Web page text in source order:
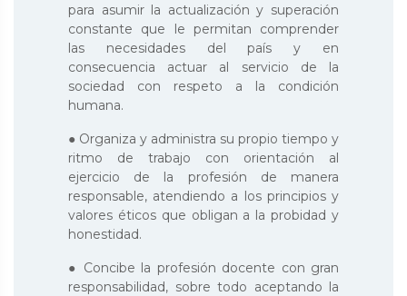
para asumir la actualización y superación
constante que le permitan comprender
las necesidades del país y en
consecuencia actuar al servicio de la
sociedad con respeto a la condición
humana.
● Organiza y administra su propio tiempo y
ritmo de trabajo con orientación al
ejercicio de la profesión de manera
responsable, atendiendo a los principios y
valores éticos que obligan a la probidad y
honestidad.
● Concibe la profesión docente con gran
responsabilidad, sobre todo aceptando la